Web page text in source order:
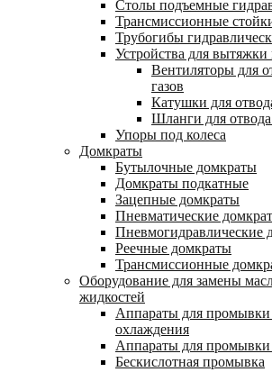
Столы подъемные
Трансмиссионные
Трубогибы
Устройства для
Вентиляторы для
газов
Катушки для
Шланги для
Упоры под колеса
Домкраты
Бутылочные домкраты
Домкраты подкатные
Зацепные домкраты
Пневматические
Пневмогидравлические
Реечные домкраты
Трансмиссионные
Оборудование для замены
жидкостей
Аппараты для
охлаждения
Аппараты для промывки
Бескислотная промывка